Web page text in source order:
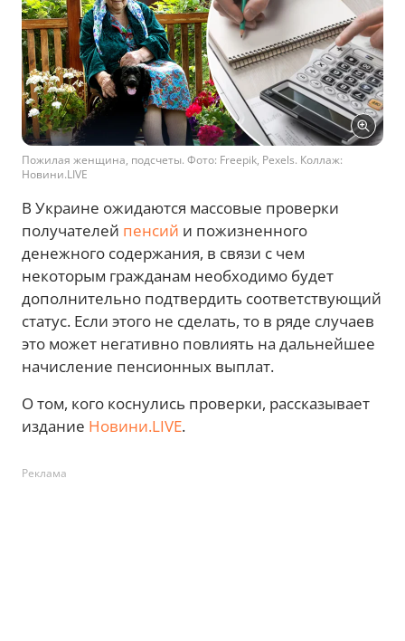
Пожилая женщина, подсчеты. Фото: Freepik, Pexels. Коллаж:
Новини.LIVE
В Украине ожидаются массовые проверки
получателей пенсий и пожизненного
денежного содержания, в связи с чем
некоторым гражданам необходимо будет
дополнительно подтвердить соответствующий
статус. Если этого не сделать, то в ряде случаев
это может негативно повлиять на дальнейшее
начисление пенсионных выплат.
О том, кого коснулись проверки, рассказывает
издание Новини.LIVE.
Реклама